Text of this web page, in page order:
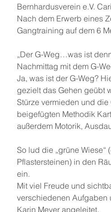
Bernhardusverein e.V.
Nach dem Erwerb eines
Gangtraining auf dem 6
„Der G-Weg…was ist
Nachmittag mit dem G-
Ja, was ist der G-Weg?
gezielt das Gehen geübt
Stürze vermieden und
beigefügten Methodik
außerdem Motorik,
So lud die „grüne Wiese“
Pflastersteinen) in den
ein.
Mit viel Freude und
verschiedenen Aufgaben
Karin Meyer angeleitet.